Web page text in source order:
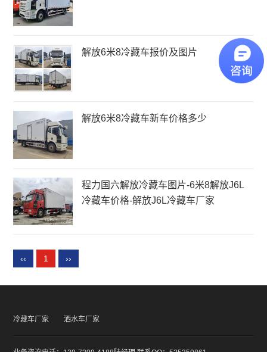
解放6米8冷藏车报价及图片
解放6米8冷藏车新车价格多少
程力国六解放冷藏车图片-6米8解放J6L
冷藏车价格-解放J6L冷藏车厂家
‹‹ 1 ››
冷藏车厂家 洒水车厂家